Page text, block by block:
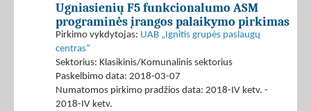
Ugniasienių F5 funkcionalumo ASM
programinės įrangos palaikymo pirkimas
Pirkimo vykdytojas: UAB „Ignitis grupės paslaugų
centras“
Sektorius: Klasikinis/Komunalinis sektorius
Paskelbimo data: 2018-03-07
Numatomos pirkimo pradžios data: 2018-IV ketv. -
2018-IV ketv.